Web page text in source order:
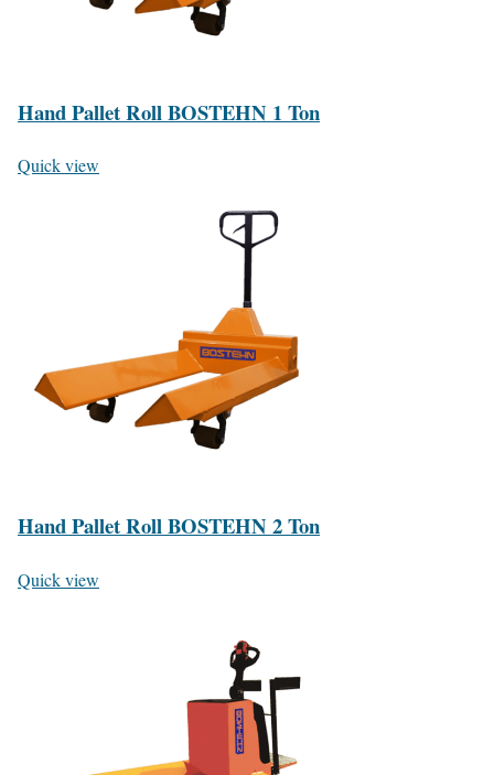
Hand Pallet Roll BOSTEHN 1 Ton
Quick view
Hand Pallet Roll BOSTEHN 2 Ton
Quick view